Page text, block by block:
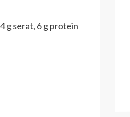
g serat, 6 g protein